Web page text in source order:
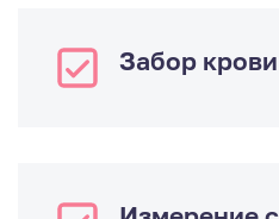
Забор